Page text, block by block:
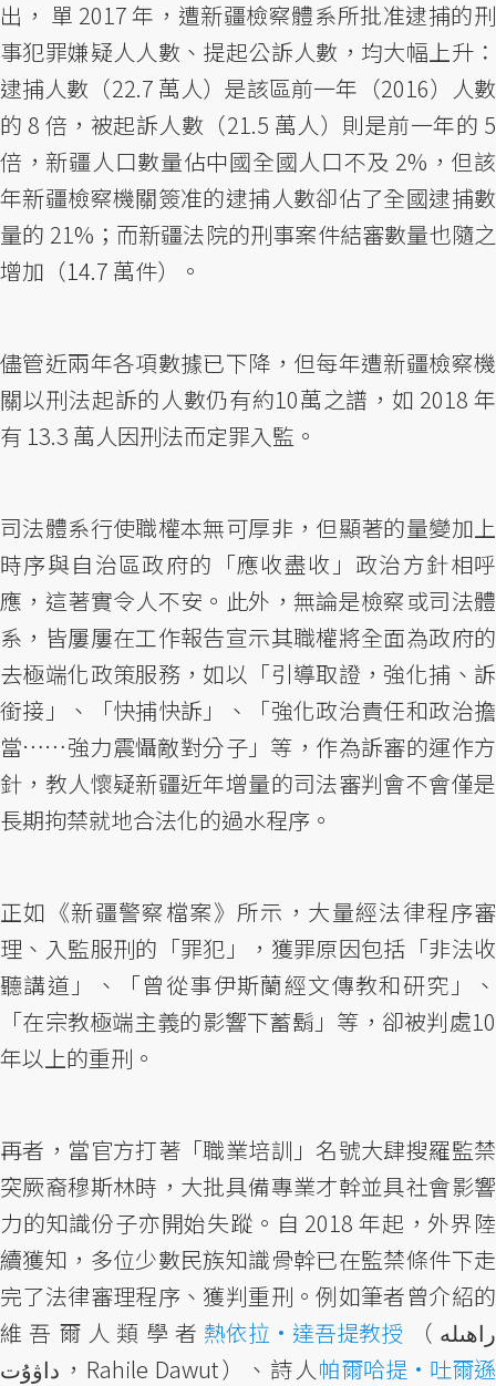
出， 單 2017 年，遭新疆檢察體系所批准逮捕的刑
事犯罪嫌疑人人數、提起公訴人數，均大幅上升：
逮捕人數（22.7 萬人）是該區前一年（2016）人數
的 8 倍，被起訴人數（21.5 萬人）則是前一年的 5
倍，新疆人口數量佔中國全國人口不及 2%，但該
年新疆檢察機關簽准的逮捕人數卻佔了全國逮捕數
量的 21%；而新疆法院的刑事案件結審數量也隨之
增加（14.7 萬件）。
儘管近兩年各項數據已下降，但每年遭新疆檢察機
關以刑法起訴的人數仍有約10萬之譜，如 2018 年
有 13.3 萬人因刑法而定罪入監。
司法體系行使職權本無可厚非，但顯著的量變加上
時序與自治區政府的「應收盡收」政治方針相呼
應，這著實令人不安。此外，無論是檢察或司法體
系，皆屢屢在工作報告宣示其職權將全面為政府的
去極端化政策服務，如以「引導取證，強化捕、訴
銜接」、「快捕快訴」、「強化政治責任和政治擔
當……強力震懾敵對分子」等，作為訴審的運作方
針，教人懷疑新疆近年增量的司法審判會不會僅是
長期拘禁就地合法化的過水程序。
正如《新疆警察檔案》所示，大量經法律程序審
理、入監服刑的「罪犯」，獲罪原因包括「非法收
聽講道」、「曾從事伊斯蘭經文傳教和研究」、
「在宗教極端主義的影響下蓄鬍」等，卻被判處10
年以上的重刑。
再者，當官方打著「職業培訓」名號大肆搜羅監禁
突厥裔穆斯林時，大批具備專業才幹並具社會影響
力的知識份子亦開始失蹤。自 2018 年起，外界陸
續獲知，多位少數民族知識骨幹已在監禁條件下走
完了法律審理程序、獲判重刑。例如筆者曾介紹的
維吾爾人類學者 熱依拉·達吾提教授 （راھىلە
داۋۇت，Rahile Dawut）、詩人 帕爾哈提·吐爾遜